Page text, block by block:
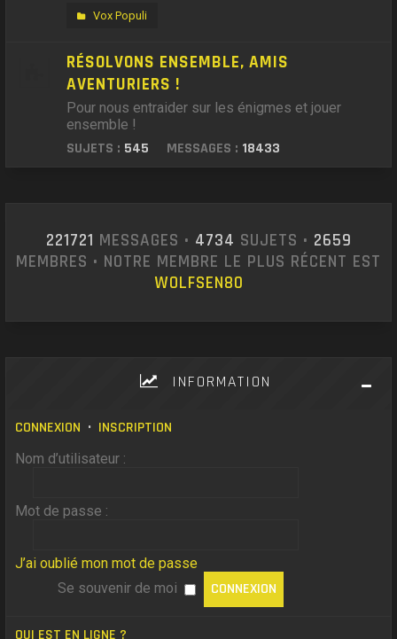
Vox Populi
RÉSOLVONS ENSEMBLE, AMIS
AVENTURIERS !
Pour nous entraider sur les énigmes et jouer
ensemble !
SUJETS : 545 MESSAGES : 18433
221721 MESSAGES • 4734 SUJETS • 2659
MEMBRES • NOTRE MEMBRE LE PLUS RÉCENT EST
WOLFSEN80
INFORMATION
CONNEXION • INSCRIPTION
Nom d’utilisateur :
Mot de passe :
J’ai oublié mon mot de passe
Se souvenir de moi
QUI EST EN LIGNE ?